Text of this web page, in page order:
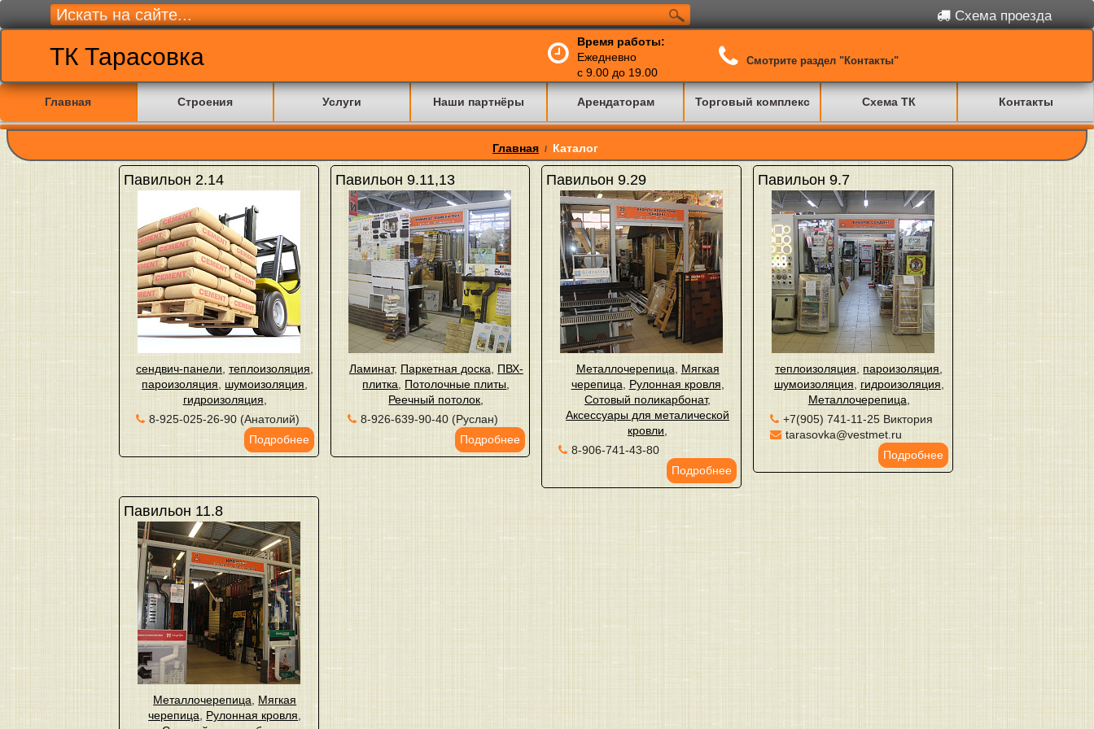
Схема проезда
ТК Тарасовка
Время работы:
Ежедневно
с 9.00 до 19.00
Смотрите раздел "Контакты"
Главная Строения Услуги Наши партнёры Арендаторам Торговый комплекс Схема ТК Контакты
Главная / Каталог
Павильон 2.14
сендвич-панели ,теплоизоляция
пароизоляция
шумоизоляция
гидроизоляция
8-925-025-26-90 (Анатолий)
Подробнее
Павильон 9.11,13
Ламинат, Паркетная доска
ПВХ-
плитка
Потолочные плиты
Реечный потолок
8-926-639-90-40 (Руслан)
Подробнее
Павильон 9.29
Металлочерепица
Мягкая
черепица
Рулонная кровля
Сотовый поликарбонат,
Аксессуары для металической
кровли
8-906-741-43-80
Подробнее
Павильон 9.7
теплоизоляция пароизоляция
шумоизоляция
гидроизоляция
Металлочерепица
+7(905) 741-11-25 Виктория
tarasovka@vestmet.ru
Подробнее
Павильон 11.8
Металлочерепица
Мягкая
черепица
Рулонная кровля